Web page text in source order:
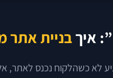
איךבניית אתר
לא כשהלקוח נכנס